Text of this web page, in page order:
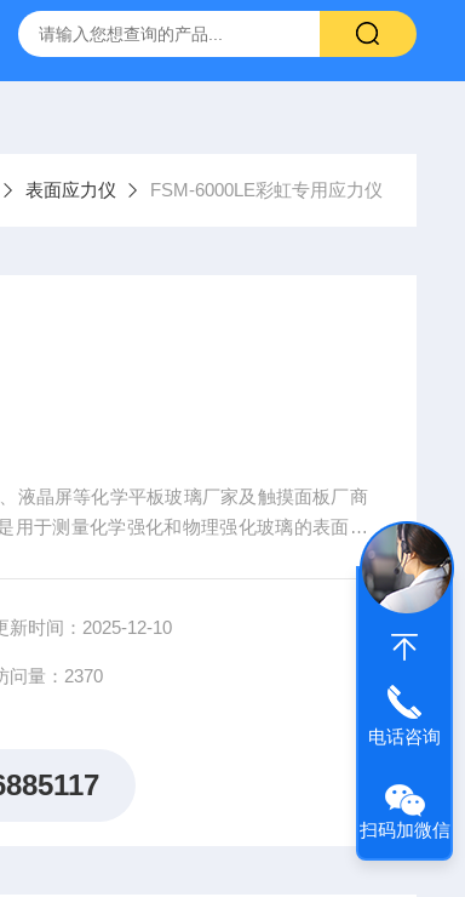
应力仪 DR-590-III内应力分析仪 铅笔划痕硬度
表面应力仪 FSM-6000LE彩虹专用应力仪
液晶屏等化学平板玻璃厂家及触摸面板厂商
用于测量化学强化和物理强化玻璃的表面应
新时间：2025-12-10
问量：2370
电话咨询
扫码加微信